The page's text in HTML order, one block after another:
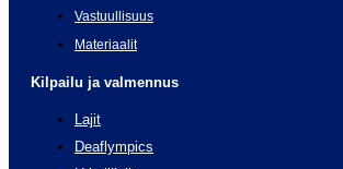
Vastuullisuus
Materiaalit
Kilpailu ja valmennus
Lajit
Deaflympics